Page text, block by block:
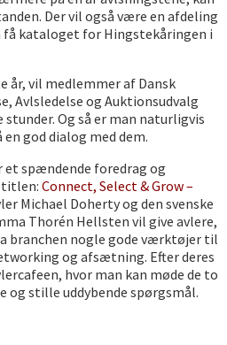
Der vil også være en afdeling
få kataloget for Hingstekåringen i
vil medlemmer af Dansk
Avlsledelse og Auktionsudvalg
Og så er man naturligvis
god dialog med dem.
et spændende foredrag og
titlen: Connect, Select & Grow –
Michael Doherty og den svenske
Thorén Hellsten vil give avlere,
branchen nogle gode værktøjer til
og afsætning. Efter deres
hvor man kan møde de to
stille uddybende spørgsmål.